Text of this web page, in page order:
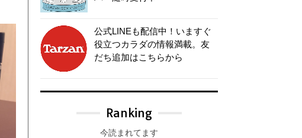
公式LINEも配信中！いますぐ
役立つカラダの情報満載。友
だち追加はこちらから
Ranking
今読まれてます